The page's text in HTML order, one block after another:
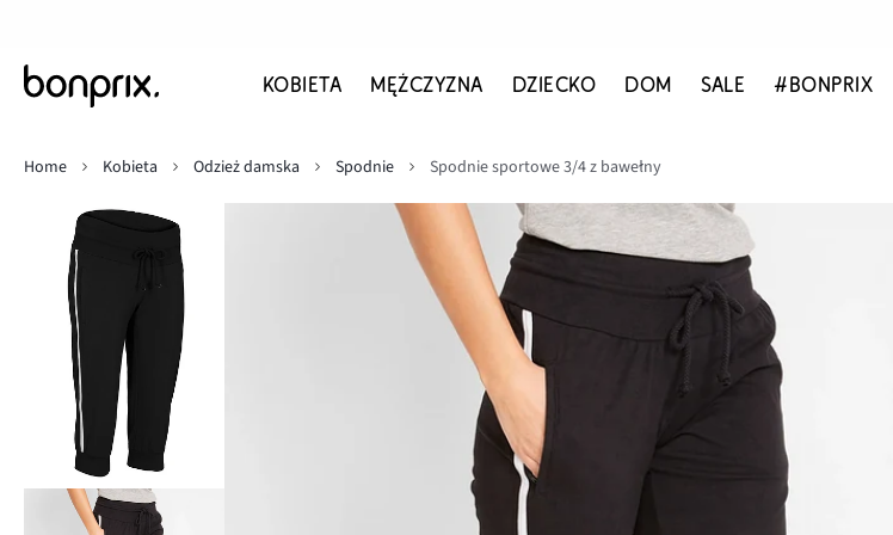
KOBIETA MĘŻCZYZNA DZIECKO DOM SALE #BONPRIX
Home
Kobieta Odzież damska Spodnie Spodnie sportowe 3/4 z bawełny